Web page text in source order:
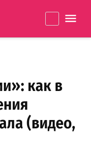
как в
(видео,